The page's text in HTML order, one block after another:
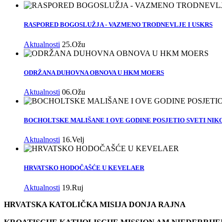
RASPORED BOGOSLUŽJA - VAZMENO TRODNEVLJE I USKRS
Aktualnosti 25.Ožu
ODRŽANA DUHOVNA OBNOVA U HKM MOERS
Aktualnosti 06.Ožu
BOCHOLTSKE MALIŠANE I OVE GODINE POSJETIO SVETI
Aktualnosti 16.Velj
HRVATSKO HODOČAŠĆE U KEVELAER
Aktualnosti 19.Ruj
HRVATSKA KATOLIČKA MISIJA DONJA RAJNA